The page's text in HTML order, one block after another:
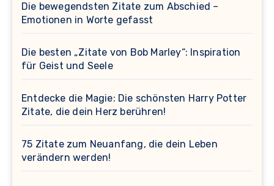
Die bewegendsten Zitate zum Abschied –
Emotionen in Worte gefasst
Die besten „Zitate von Bob Marley“: Inspiration
für Geist und Seele
Entdecke die Magie: Die schönsten Harry Potter
Zitate, die dein Herz berühren!
75 Zitate zum Neuanfang, die dein Leben
verändern werden!